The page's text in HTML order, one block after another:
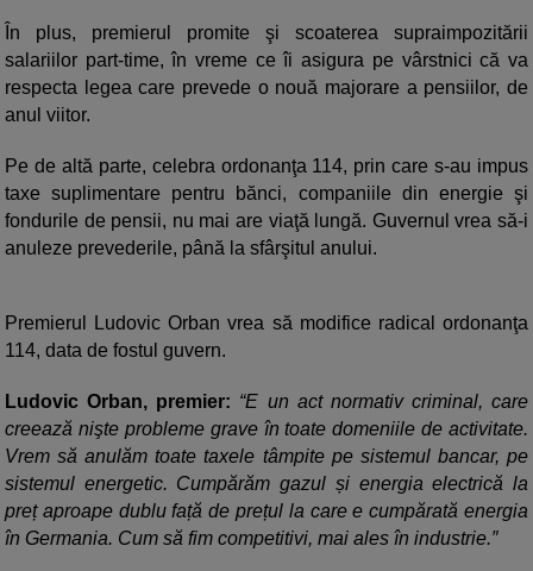
În plus, premierul promite şi scoaterea supraimpozitării
salariilor part-time, în vreme ce îi asigura pe vârstnici că va
respecta legea care prevede o nouă majorare a pensiilor, de
anul viitor.
Pe de altă parte, celebra ordonanţa 114, prin care s-au impus
taxe suplimentare pentru bănci, companiile din energie şi
fondurile de pensii, nu mai are viaţă lungă. Guvernul vrea să-i
anuleze prevederile, până la sfârşitul anului.
Premierul Ludovic Orban vrea să modifice radical ordonanţa
114, data de fostul guvern.
Ludovic Orban, premier: “E un act normativ criminal, care
creează nişte probleme grave în toate domeniile de activitate.
Vrem să anulăm toate taxele tâmpite pe sistemul bancar, pe
sistemul energetic. Cumpărăm gazul și energia electrică la
preț aproape dublu față de prețul la care e cumpărată energia
în Germania. Cum să fim competitivi, mai ales în industrie.″